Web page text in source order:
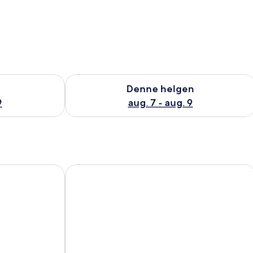
aug. 8 - aug. 9
Denne helgen
aug. 7 - aug. 9
Sjekk tilgjengelighet for denne
Sonder Capital Hotel